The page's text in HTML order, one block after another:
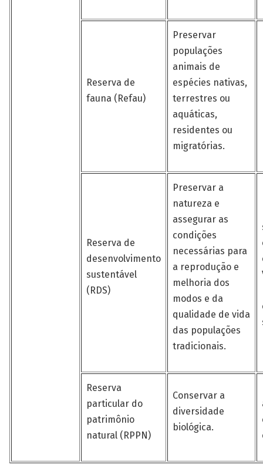
Reserva de
fauna (Refau)
Preservar
populações
animais de
espécies nativas,
terrestres ou
aquáticas,
residentes ou
migratórias.
Reserva de
desenvolvimento
sustentável
(RDS)
Preservar a
natureza e
assegurar as
condições
necessárias para
a reprodução e
melhoria dos
modos e da
qualidade de vida
das populações
tradicionais.
Reserva
particular do
patrimônio
natural (RPPN)
Conservar a
diversidade
biológica.